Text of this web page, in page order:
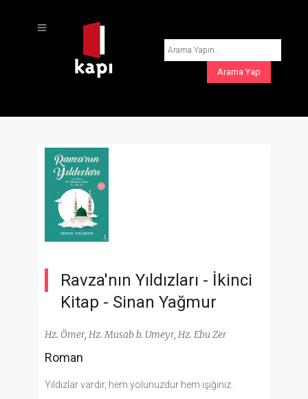
Ravza'nın Yıldızları - İkinci
Kitap - Sinan Yağmur
Hz. Ömer, Hz. Musab b. Umeyr, Hz. Ebu Zer
Roman
Yıldızlar vardır, hem yolunuzdur hem ışığınız.